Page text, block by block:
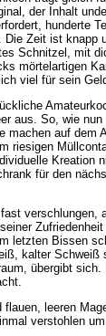
der Inhalt
hunderte
Die Zeit ist knapp
Schnitzel, mit
mörtelartigen
viel für sein
aus. So, wie nun
machen auf dem
riesigen
Kreation
für den
verschlungen,
Zufriedenheit
letzten Bissen
kalter Schweiß
übergibt sich.
leeren
verstohlen